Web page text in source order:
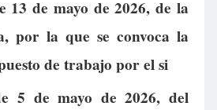
13 de mayo de 2026, de la
por la que se convoca la
de trabajo por el si
5 de mayo de 2026, del